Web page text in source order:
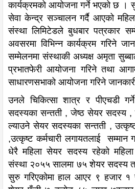
कार्यक्रमको आयोजना गर्ने भएको छ ।
सेवा केन्द्र सञ्चालन गर्दै आएको
संस्था लिमिटेडले बुधबार पत्रकार
अवसरमा विभिन्न कार्यक्रम गरिने
सम्मेलनमा संस्थाकी अध्यक्ष अमृता
प्रभातफेरी आयोजना गरिने तथा
साधारणसभाको आयोजना गरिने
उनले चिकित्सा शात्र र पीएचडी
सदस्यका सन्तती , जेष्ठ सेयर सदस्य ,
ल्याउने सेयर सदस्यका सन्तती ,
,उत्कृष्ट कर्मचारी लगायतलाई सम्मान
धेरै महिला सेयर सदस्य रहेको
संस्था २०५५ सालमा ७५ शेयर सदस्य
सुरु गरिएकोमा हाल आएर ९ हजार